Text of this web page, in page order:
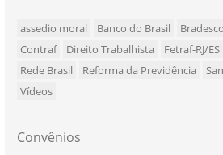
assedio moral Banco do Brasil Bradesco
Contraf
Direito Trabalhista Fetraf-RJ/ES
Rede Brasil
Reforma da Previdência
Vídeos
Convênios